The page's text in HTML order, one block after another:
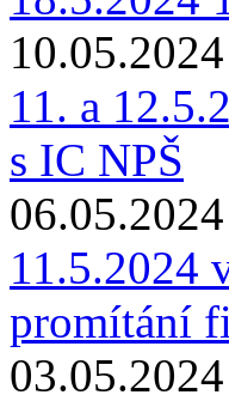
10.05.2024
11. a
s IC NPŠ
06.05.2024
11.5.2024
promítání
03.05.2024